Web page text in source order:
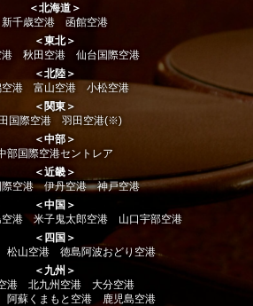
＜北海道＞
新千歳空港 函館空港
＜東北＞
港 秋田空港 仙台国際空港
＜北陸＞
空港 富山空港 小松空港
＜関東＞
国際空港 羽田空港(※)
＜中部＞
部国際空港セントレア
＜近畿＞
際空港 伊丹空港 神戸空港
＜中国＞
港 米子鬼太郎空港 山口宇部空港
＜四国＞
松山空港 徳島阿波おどり空港
＜九州＞
港 北九州空港 大分空港
阿蘇くまもと空港 鹿児島空港